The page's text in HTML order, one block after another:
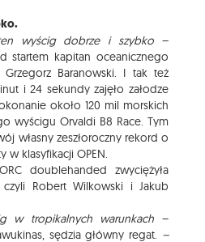
wyścig dobrze i szybko –
startem kapitan oceanicznego
Baranowski. I tak też
i 24 sekundy zajęło załodze
około 120 mil morskich
wyścigu Orvaldi B8 Race. Tym
własny zeszłoroczny rekord o
w klasyfikacji OPEN.
doublehanded zwyciężyła
Robert Wilkowski i Jakub
w tropikalnych warunkach –
sędzia główny regat. –